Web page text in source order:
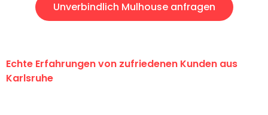
Unverbindlich Mulhouse anfragen
Echte Erfahrungen von zufriedenen Kunden aus
Karlsruhe